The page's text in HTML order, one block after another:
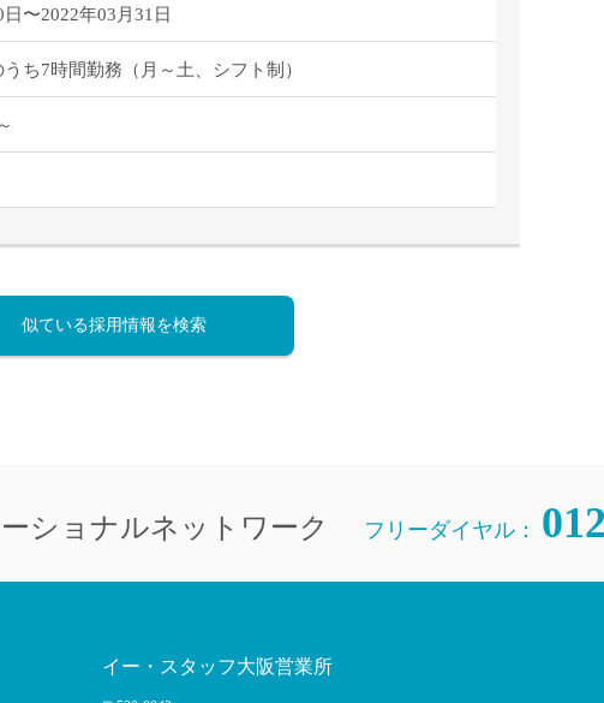
〜2022年03月31日
ち7時間勤務（月～土、シフト制）
似ている採用情報を検索
ショナルネットワーク フリーダイヤル：
イー・スタッフ大阪営業所